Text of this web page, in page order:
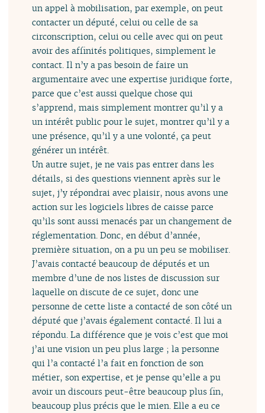
un appel à mobilisation, par exemple, on peut
contacter un député, celui ou celle de sa
circonscription, celui ou celle avec qui on peut
avoir des affinités politiques, simplement le
contact. Il n’y a pas besoin de faire un
argumentaire avec une expertise juridique forte,
parce que c’est aussi quelque chose qui
s’apprend, mais simplement montrer qu’il y a
un intérêt public pour le sujet, montrer qu’il y a
une présence, qu’il y a une volonté, ça peut
générer un intérêt.
Un autre sujet, je ne vais pas entrer dans les
détails, si des questions viennent après sur le
sujet, j’y répondrai avec plaisir, nous avons une
action sur les logiciels libres de caisse parce
qu’ils sont aussi menacés par un changement de
réglementation. Donc, en début d’année,
première situation, on a pu un peu se mobiliser.
J’avais contacté beaucoup de députés et un
membre d’une de nos listes de discussion sur
laquelle on discute de ce sujet, donc une
personne de cette liste a contacté de son côté un
député que j’avais également contacté. Il lui a
répondu. La différence que je vois c’est que moi
j’ai une vision un peu plus large ; la personne
qui l’a contacté l’a fait en fonction de son
métier, son expertise, et je pense qu’elle a pu
avoir un discours peut-être beaucoup plus fin,
beaucoup plus précis que le mien. Elle a eu ce